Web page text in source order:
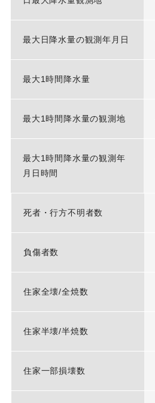
最大日降水量の観測年月日
最大1時間降水量
最大1時間降水量の観測地
最大1時間降水量の観測年
月日時間
死者・行方不明者数
負傷者数
住家全壊/全焼数
住家半壊/半焼数
住家一部損壊数